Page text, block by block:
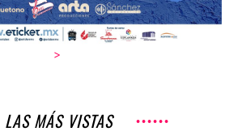
>
LAS MÁS VISTAS